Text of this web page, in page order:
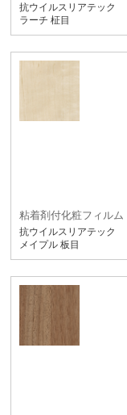
抗ウイルスリアテック
ラーチ 柾目
粘着剤付化粧フィルム
抗ウイルスリアテック
メイプル 板目